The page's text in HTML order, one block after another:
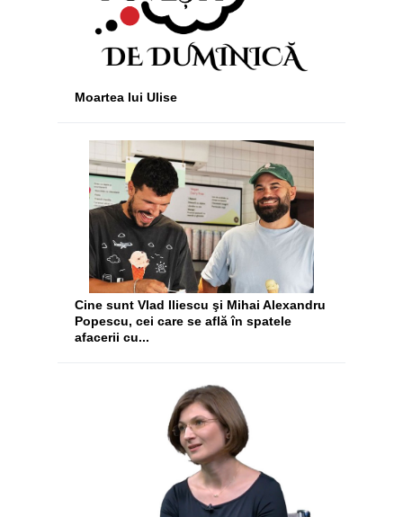
Moartea lui Ulise
Cine sunt Vlad Iliescu şi Mihai Alexandru
Popescu, cei care se află în spatele
afacerii cu...